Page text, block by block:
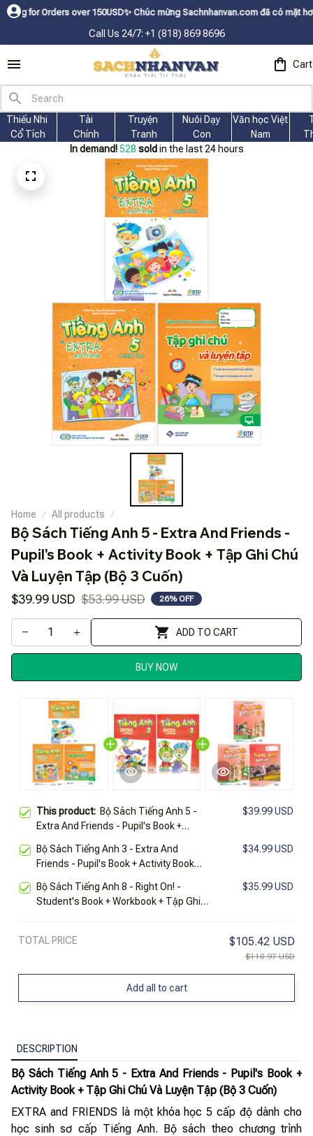
over 150USDㅤ✨Chúc mừng Sachnhanvan.com đã có mặt hơn 200
Call Us 24/7: +1 (818) 869 8696
Cart
Thiếu Nhi
Cổ Tích
Tài
Chính
Truyện
Tranh
Nuôi Dạy
Con
Văn học Việt
Nam
In demand! 531 sold in the last 24 hours
Home All products
Bộ Sách Tiếng Anh 5 - Extra And Friends -
Pupil's Book + Activity Book + Tập Ghi Chú
Và Luyện Tập (Bộ 3 Cuốn)
$39.99 USD $53.99 USD 26% OFF
ADD TO CART
BUY NOW
This product: Bộ Sách Tiếng Anh 5 -
Extra And Friends - Pupil's Book +
Tập (Bộ 3 Cuốn)
$39.99 USD
Bộ Sách Tiếng Anh 3 - Extra And
Friends - Pupil's Book + Activity Book
$34.99 USD
Bộ Sách Tiếng Anh 8 - Right On! -
Student's Book + Workbook + Tập Ghi
$35.99 USD
TOTAL PRICE $105.42 USD
$110.97 USD
Add all to cart
DESCRIPTION
Bộ Sách Tiếng Anh 5 - Extra And Friends - Pupil's Book +
Activity Book + Tập Ghi Chú Và Luyện Tập (Bộ 3 Cuốn)
EXTRA and FRIENDS là một khóa học 5 cấp độ dành cho
học sinh sơ cấp Tiếng Anh. Bộ sách theo chương trình